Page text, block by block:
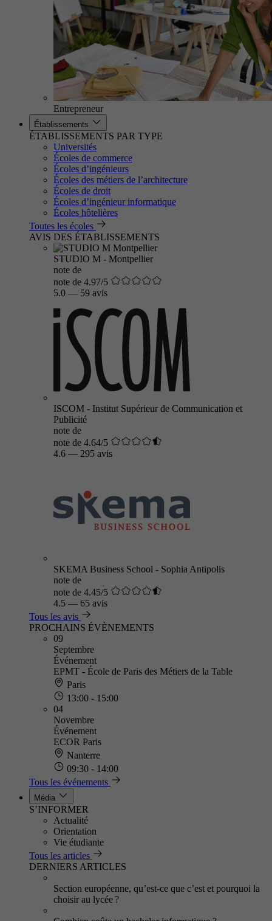
Entrepreneur
Établissements
ÉTABLISSEMENTS PAR TYPE
Universités
Écoles de commerce
Écoles d’ingénieurs
Écoles des métiers de l’architecture
Écoles de droit
Écoles d’ingénieur informatique
Écoles hôtelières
Toutes les écoles
AVIS DES ÉTABLISSEMENTS
STUDIO M - Montpellier
note de
note de 4.97/5
5.0 — 59 avis
ISCOM - Institut Supérieur de Communication et
Publicité
note de
note de 4.64/5
4.6 — 295 avis
SKEMA Business School - Sophia Antipolis
note de
note de 4.45/5
4.5 — 65 avis
Tous les avis
PROCHAINS ÉVÈNEMENTS
09
Septembre
Événement
EPMT - École de Paris des Métiers de la Table
Paris
13:00 - 15:00
04
Novembre
Événement
ECOR Paris
Nanterre
09:30 - 14:00
Tous les événements
Média
S’INFORMER
Actualité
Orientation
Vie étudiante
Tous les articles
DERNIERS ARTICLES
Section européenne, qu’est-ce que c’est et pourquoi la
choisir au lycée ?